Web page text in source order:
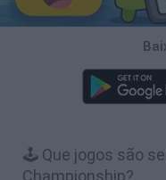
🕹️ Que jogos são
Championship?